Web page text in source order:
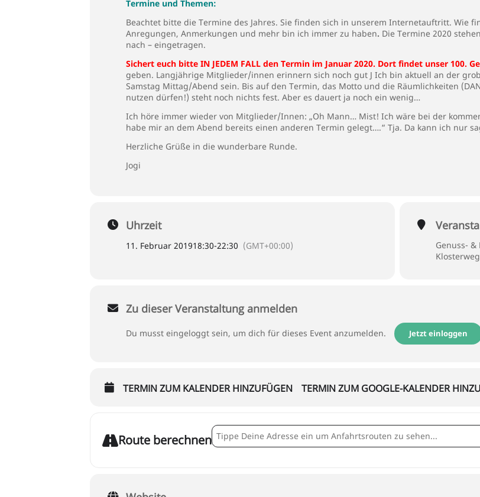
Termine und Themen:
Beachtet bitte die Termine des Jahres. Sie finden sich in unserem Internetauftritt. Wie
Anregungen, Anmerkungen und mehr bin ich immer zu haben. Die Termine 2020
nach – eingetragen.
Sichert euch bitte IN JEDEM FALL den Termin im Januar 2020. Dort findet unser 100.
geben. Langjährige Mitglieder/innen erinnern sich noch gut J Ich bin aktuell an der
Samstag Mittag/Abend sein. Bis auf den Termin, das Motto und die Räumlichkeiten
nutzen dürfen!) steht noch nichts fest. Aber es dauert ja noch ein wenig…
Ich höre immer wieder von Mitglieder/Innen: „Oh Mann… Mist! Ich wäre bei der
habe mir an dem Abend bereits einen anderen Termin gelegt….“ Tja. Da kann ich nur
Herzliche Grüße in die wunderbare Runde.
Jogi
Uhrzeit
11. Februar 201918:30-22:30 (GMT+00:00)
Genuss- &
Zu dieser Veranstaltung anmelden
Du musst eingeloggt sein, um dich für dieses Event anzumelden. Jetzt einloggen
TERMIN ZUM KALENDER HINZUFÜGEN TERMIN ZUM GOOGLE-KALENDER
Route berechnen
Address - tafelrunde - weber generationen []